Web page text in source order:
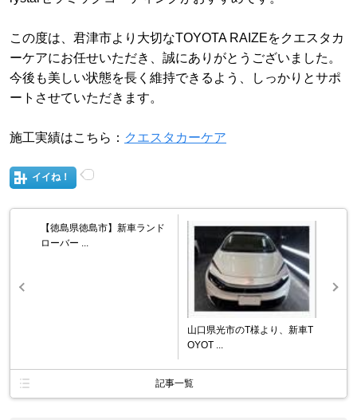
この度は、君津市より大切なTOYOTA RAIZEをクエスタカ
ーケアにお任せいただき、誠にありがとうございました。
今後も美しい状態を長く維持できるよう、しっかりとサポ
ートさせていただきます。
施工実績はこちら： クエスタカーケア
イイね！
【徳島県徳島市】新車ランド
ローバー ...
山口県光市のT様より、新車T
OYOT ...
記事一覧